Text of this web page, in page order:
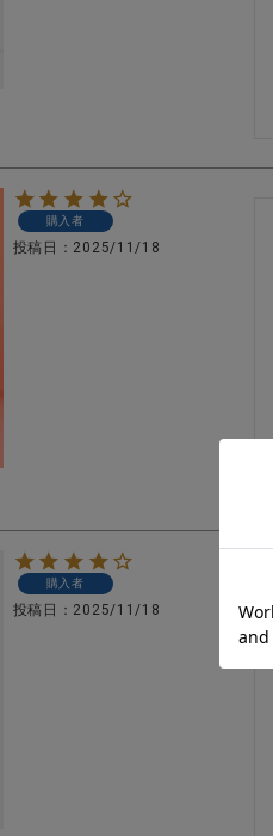
購入者
投稿日 2025/11/18
購入者
投稿日 2025/11/18